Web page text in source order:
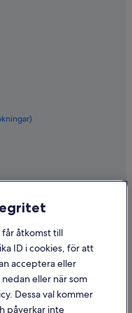
åtkomst till
ID i cookies, för att
acceptera eller
eller när som
Dessa val kommer
påverkar inte